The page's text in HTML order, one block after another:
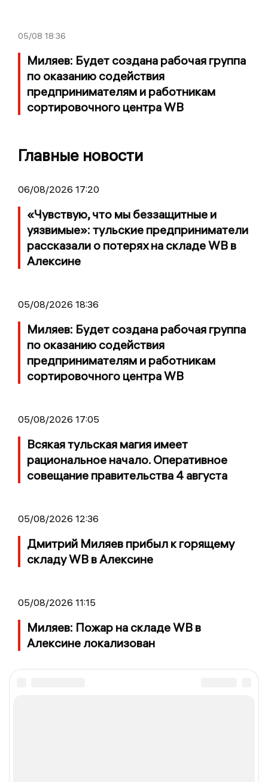
05/08 18:36
Миляев: Будет создана рабочая группа
по оказанию содействия
предпринимателям и работникам
сортировочного центра WB
Главные новости
06/08/2026 17:20
«Чувствую, что мы беззащитные и
уязвимые»: тульские предприниматели
рассказали о потерях на складе WB в
Алексине
05/08/2026 18:36
Миляев: Будет создана рабочая группа
по оказанию содействия
предпринимателям и работникам
сортировочного центра WB
05/08/2026 17:05
Всякая тульская магия имеет
рациональное начало. Оперативное
совещание правительства 4 августа
05/08/2026 12:36
Дмитрий Миляев прибыл к горящему
складу WB в Алексине
05/08/2026 11:15
Миляев: Пожар на складе WB в
Алексине локализован